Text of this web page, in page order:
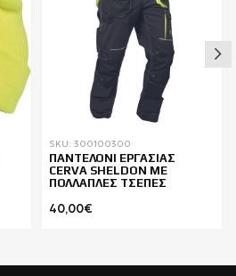
SKU: 300100300
ΠΑΝΤΕΛΟΝΙ ΕΡΓΑΣΙΑΣ
CERVA SHELDON ΜΕ
ΠΟΛΛΑΠΛΕΣ ΤΣΕΠΕΣ
40,00€